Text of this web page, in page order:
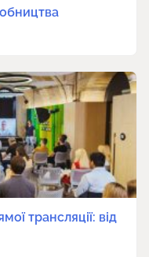
трансляції: від